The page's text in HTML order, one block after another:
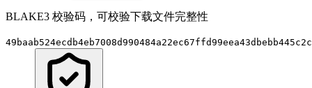
BLAKE3 校验码，可校验下载文件完整性